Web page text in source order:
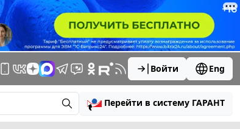
Войти Eng
Перейти в систему ГАРАНТ